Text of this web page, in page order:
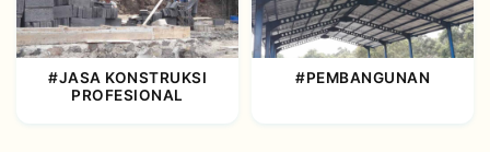
#JASA KONSTRUKSI
PROFESIONAL
#PEMBANGUNAN